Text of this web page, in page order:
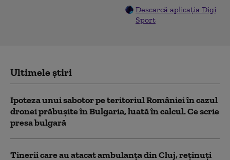
Descarcă aplicația Digi
Sport
Ultimele știri
Ipoteza unui sabotor pe teritoriul României în cazul
dronei prăbușite în Bulgaria, luată în calcul. Ce scrie
presa bulgară
Tinerii care au atacat ambulanța din Cluj, reținuți